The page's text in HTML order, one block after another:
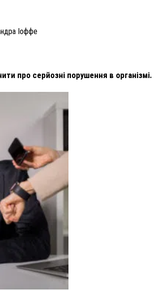
Іоффе
про серйозні порушення в організмі.
ПОРАНЕНЬ, ОТРИМАНИХ НА ВІЙНІ,
ВОЇН ЮРІЙ ВОЙТИК
2025 0